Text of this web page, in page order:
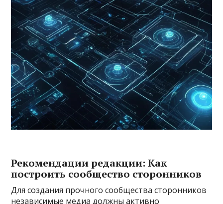
Рекомендации редакции: Как
построить сообщество сторонников
Для создания прочного сообщества сторонников
независимые медиа должны активно